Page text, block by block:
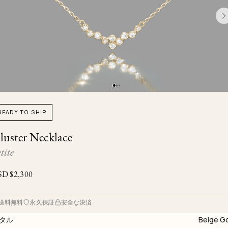
The world of kataoka
Marriage Rings
Bracelets
New Arrivals
Ready to Ship
Less is More
September Eight
Herbarium
Calyx
Brut
Iceberg
Bottles & Pitchers
Plates
Ojyu Boxes
Lights
Our Houses of Artistry
Yoshinobu's Diary
Chronicles
Custom-blended Metal
Book an Appointment
Resizing & Repairs
Limited Lifetime Warranty
TO SHIP
Necklace
$2,300
料無料 永久保証 安全な決済
ル Beige